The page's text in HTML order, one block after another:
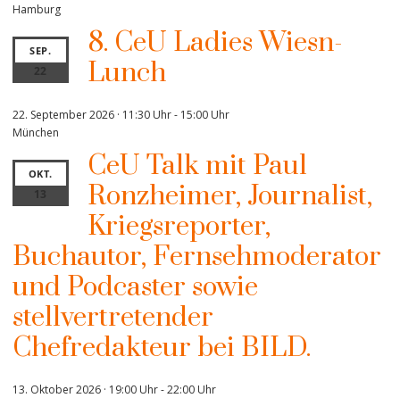
Hamburg
SEP.
22
8. CeU Ladies Wiesn-
Lunch
22. September 2026 · 11:30 Uhr- 15:00 Uhr
München
OKT.
13
CeU Talk mit Paul
Ronzheimer, Journalist,
Kriegsreporter,
Buchautor, Fernsehmoderator
und Podcaster sowie
stellvertretender
Chefredakteur bei BILD.
13. Oktober 2026 · 19:00 Uhr-22:00 Uhr